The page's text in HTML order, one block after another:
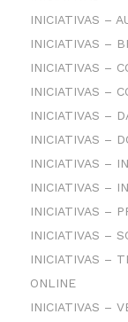
INICIATIVAS –
INICIATIVAS –
INICIATIVAS –
INICIATIVAS –
INICIATIVAS –
INICIATIVAS –
INICIATIVAS –
INICIATIVAS –
INICIATIVAS –
INICIATIVAS –
INICIATIVAS –
ONLINE
INICIATIVAS –